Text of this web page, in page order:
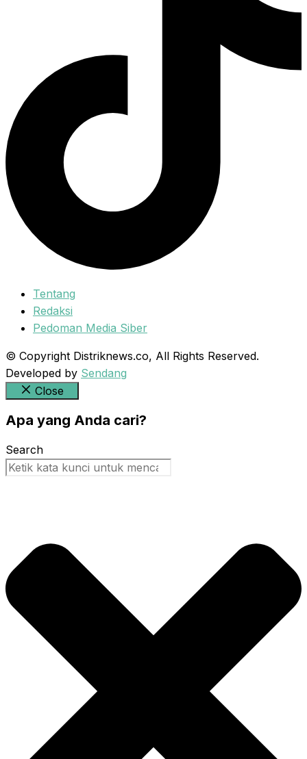
Tentang
Redaksi
Pedoman Media Siber
© Copyright Distriknews.co, All Rights Reserved.
Developed by Sendang
Close
Apa yang Anda cari?
Search